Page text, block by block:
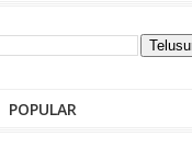
POPULAR